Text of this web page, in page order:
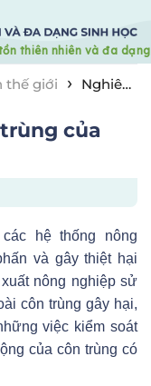
thế giới ›
Nghiên
của
hệ thống nông
và gây thiệt hại
nông nghiệp sử
côn trùng gây hại,
việc kiểm soát
của côn trùng có